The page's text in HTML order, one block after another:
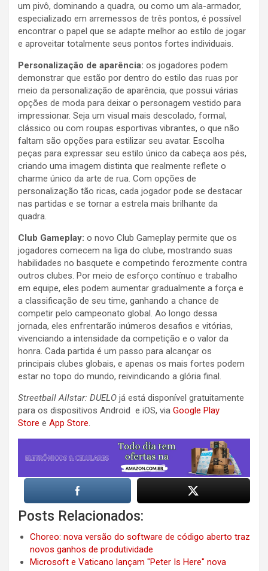
um pivô, dominando a quadra, ou como um ala-armador,
especializado em arremessos de três pontos, é possível
encontrar o papel que se adapte melhor ao estilo de jogar
e aproveitar totalmente seus pontos fortes individuais.
Personalização de aparência: os jogadores podem
demonstrar que estão por dentro do estilo das ruas por
meio da personalização de aparência, que possui várias
opções de moda para deixar o personagem vestido para
impressionar. Seja um visual mais descolado, formal,
clássico ou com roupas esportivas vibrantes, o que não
faltam são opções para estilizar seu avatar. Escolha
peças para expressar seu estilo único da cabeça aos pés,
criando uma imagem distinta que realmente reflete o
charme único da arte de rua. Com opções de
personalização tão ricas, cada jogador pode se destacar
nas partidas e se tornar a estrela mais brilhante da
quadra.
Club Gameplay: o novo Club Gameplay permite que os
jogadores comecem na liga do clube, mostrando suas
habilidades no basquete e competindo ferozmente contra
outros clubes. Por meio de esforço contínuo e trabalho
em equipe, eles podem aumentar gradualmente a força e
a classificação de seu time, ganhando a chance de
competir pelo campeonato global. Ao longo dessa
jornada, eles enfrentarão inúmeros desafios e vitórias,
vivenciando a intensidade da competição e o valor da
honra. Cada partida é um passo para alcançar os
principais clubes globais, e apenas os mais fortes podem
estar no topo do mundo, reivindicando a glória final.
Streetball Allstar: DUELO já está disponível gratuitamente
para os dispositivos Android e iOS, via Google Play
Store e App Store.
Posts Relacionados:
Choreo: nova versão do software de código aberto traz
novos ganhos de produtividade
Microsoft e Vaticano lançam "Peter Is Here" nova